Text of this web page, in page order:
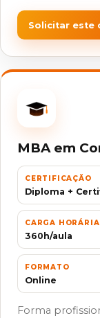
Solicitar este
MBA em
CERTIFICAÇÃO
Diploma +
CARGA HORÁRIA
360h/aula
FORMATO
Online
Forma